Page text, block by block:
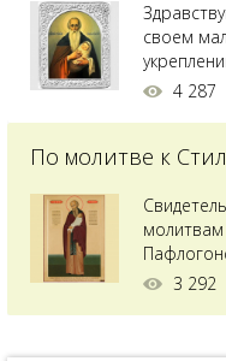
позже
своем
мы с
вершину.
4 287
По молитве к
молитвам
года):Мы
3 292